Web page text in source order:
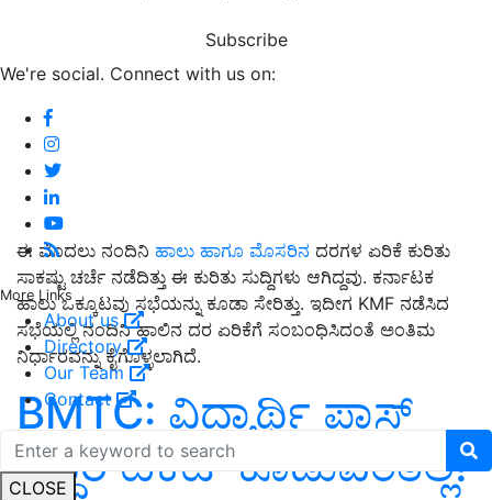
Subscribe
We're social. Connect with us on:
More Links
About us
Directory
Our Team
Contact
CLOSE
ಈ ಮೊದಲು ನಂದಿನಿ ಹಾಲು ಹಾಗೂ ಮೊಸರಿನ ದರಗಳ ಏರಿಕೆ ಕುರಿತು
ಸಾಕಷ್ಟು ಚರ್ಚೆ ನಡೆದಿತ್ತು ಈ ಕುರಿತು ಸುದ್ದಿಗಳು ಆಗಿದ್ದವು. ಕರ್ನಾಟಕ
ಹಾಲು ಒಕ್ಕೂಟವು ಸಭೆಯನ್ನು ಕೂಡಾ ಸೇರಿತ್ತು. ಇದೀಗ KMF ನಡೆಸಿದ
ಸಭೆಯಲ್ಲಿ ನಂದಿನಿ ಹಾಲಿನ ದರ ಏರಿಕೆಗೆ ಸಂಬಂಧಿಸಿದಂತೆ ಅಂತಿಮ
ನಿರ್ಧಾರವನ್ನು ಕೈಗೊಳ್ಳಲಾಗಿದೆ.
BMTC: ವಿದ್ಯಾರ್ಥಿ ಪಾಸ್‌
ಇದ್ದರೆ ಟಿಕೆಟ್‌ ಕೊಡುವಂತಿಲ್ಲ!